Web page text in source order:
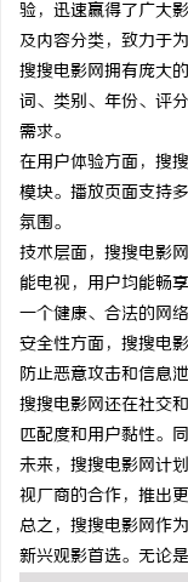
验，迅速赢得了广大
及内容分类，致力于
搜搜电影网拥有庞大
词、类别、年份、评
需求。
在用户体验方面，搜
模块。播放页面支持
氛围。
技术层面，搜搜电影
能电视，用户均能畅
一个健康、合法的网络
安全性方面，搜搜电
防止恶意攻击和信息
搜搜电影网还在社交
匹配度和用户黏性。
未来，搜搜电影网计
视厂商的合作，推出
总之，搜搜电影网作
新兴观影首选。无论